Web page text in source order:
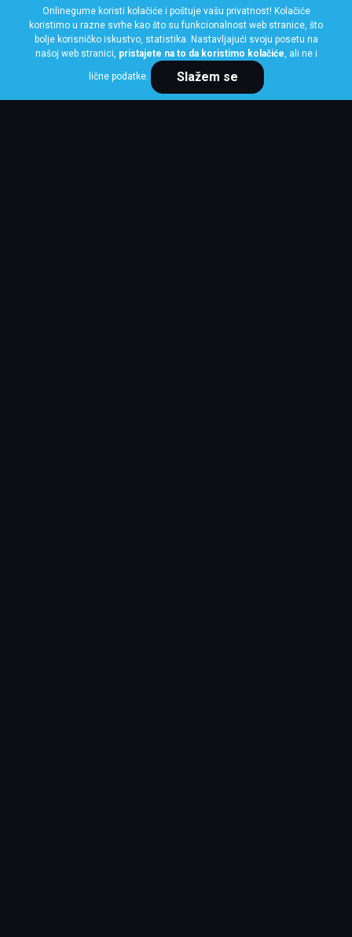
Klasa: Na lageru:4 kom
Cena po komadu
Onlinegume koristi kolačiće i poštuje vašu privatnost! Kolačiće
koristimo u razne svrhe kao što su funkcionalnost web stranice, što
bolje korisničko iskustvo, statistika. Nastavljajući svoju posetu na
našoj web stranici, pristajete na to da koristimo kolačiće, ali ne i
lične podatke. Slažem se